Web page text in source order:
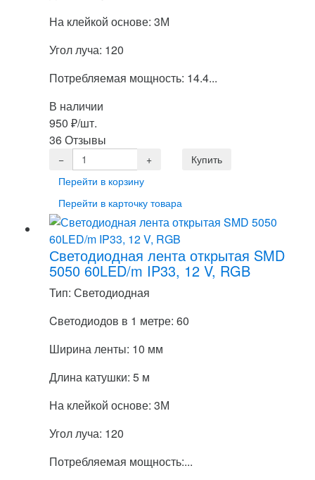
На клейкой основе: 3М
Угол луча: 120
Потребляемая мощность: 14.4...
В наличии
950 ₽/шт.
36 Отзывы
Перейти в корзину
Перейти в карточку товара
Светодиодная лента открытая SMD
5050 60LED/m IP33, 12 V, RGB
Тип: Светодиодная
Cветодиодов в 1 метре: 60
Ширина ленты: 10 мм
Длина катушки: 5 м
На клейкой основе: 3М
Угол луча: 120
Потребляемая мощность:...